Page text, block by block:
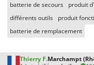
batterie de secours
produit
différents outils
produit
batterie de remplacement
Thierry F.Marchampt